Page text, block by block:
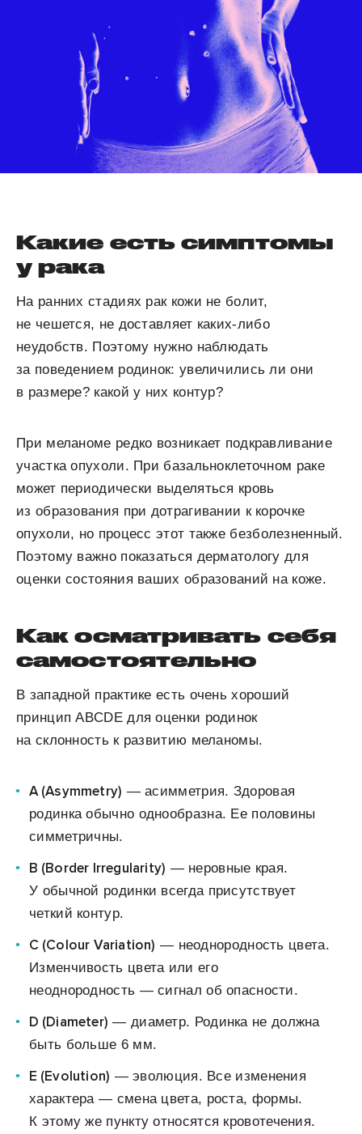
Какие есть симптомы
у рака
На ранних стадиях рак кожи не болит,
не чешется, не доставляет каких-либо
неудобств. Поэтому нужно наблюдать
за поведением родинок: увеличились ли они
в размере? какой у них контур?
При меланоме редко возникает подкравливание
участка опухоли. При базальноклеточном раке
может периодически выделяться кровь
из образования при дотрагивании к корочке
опухоли, но процесс этот также безболезненный.
Поэтому важно показаться дерматологу для
оценки состояния ваших образований на коже.
Как осматривать себя
самостоятельно
В западной практике есть очень хороший
принцип ABCDE для оценки родинок
на склонность к развитию меланомы.
A (Asymmetry) — асимметрия. Здоровая
родинка обычно однообразна. Ее половины
симметричны.
B (Border Irregularity) — неровные края.
У обычной родинки всегда присутствует
четкий контур.
С (Colour Variation) — неоднородность цвета.
Изменчивость цвета или его
неоднородность — сигнал об опасности.
D (Diameter) — диаметр. Родинка не должна
быть больше 6 мм.
Е (Evolution) — эволюция. Все изменения
характера — смена цвета, роста, формы.
К этому же пункту относятся кровотечения.